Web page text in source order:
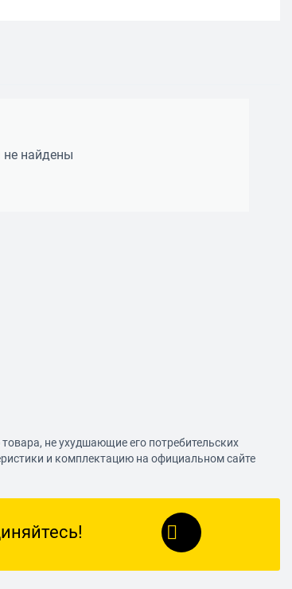
найдены
не ухудшающие его потребительских
и комплектацию на официальном сайте